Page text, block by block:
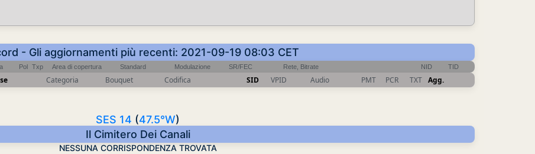
- Gli aggiornamenti più recenti: 2021-09-19 08:03 CET
Pol Txp Area di copertura Standard Modulazione SR/FEC Rete, Bitrate NID TID
Categoria Bouquet Codifica SID VPID Audio PMT PCR TXT Agg.
SES 14 (47.5°W)
Il Cimitero Dei Canali
NESSUNA CORRISPONDENZA TROVATA